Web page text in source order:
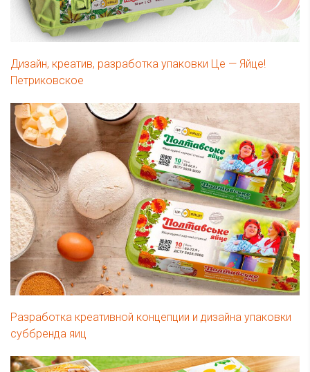
Дизайн, креатив, разработка упаковки Це — Яйце!
Петриковское
Разработка креативной концепции и дизайна упаковки
суббренда яиц